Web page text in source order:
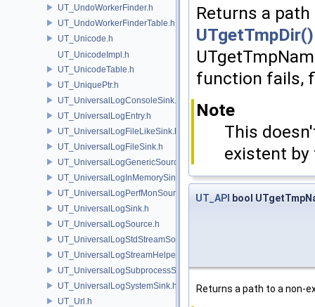
UT_UndoWorkerFinder.h
UT_UndoWorkerFinderTable.h
UT_Unicode.h
UT_UnicodeImpl.h
UT_UnicodeTable.h
UT_UniquePtr.h
UT_UniversalLogConsoleSink.h
UT_UniversalLogEntry.h
UT_UniversalLogFileLikeSink.h
UT_UniversalLogFileSink.h
UT_UniversalLogGenericSource.h
UT_UniversalLogInMemorySink.h
UT_UniversalLogPerfMonSource.h
UT_UniversalLogSink.h
UT_UniversalLogSource.h
UT_UniversalLogStdStreamSource.h
UT_UniversalLogStreamHelper.h
UT_UniversalLogSubprocessSource.h
UT_UniversalLogSystemSink.h
UT_Url.h
Returns a
UTgetTmpDir()
function fails,
Note
This
existent by
UT_API bool
Returns a path to a non-